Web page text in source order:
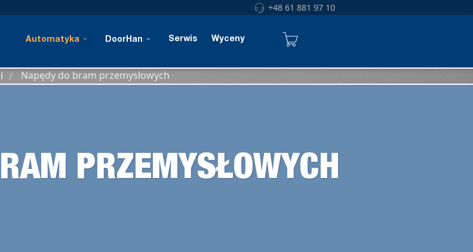
+48 61 881 97 10
Automatyka DoorHan Serwis Wyceny
/ Napędy do bram przemysłowych
PRZEMYSŁOWYCH